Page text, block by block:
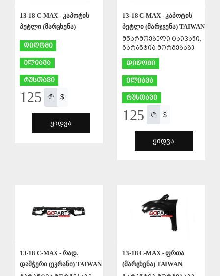
13-18 C-MAX - კაპოტის
პეტლი (მარცხენა)
დიღომი
ელიავა
რუსთავი
125 $
ᲧᲘᲓᲕᲐ
13-18 C-MAX - კაპოტის
პეტლი (მარჯვენა) TAIWAN
მწარმოებელი ტაივანი,
გარანტია მორგებაზე
დიღომი
ელიავა
რუსთავი
125 $
ᲧᲘᲓᲕᲐ
13-18 C-MAX - რად.
დამჭერი (ეკრანი) TAIWAN
13-18 C-MAX - ფრთა
(მარცხენა) TAIWAN